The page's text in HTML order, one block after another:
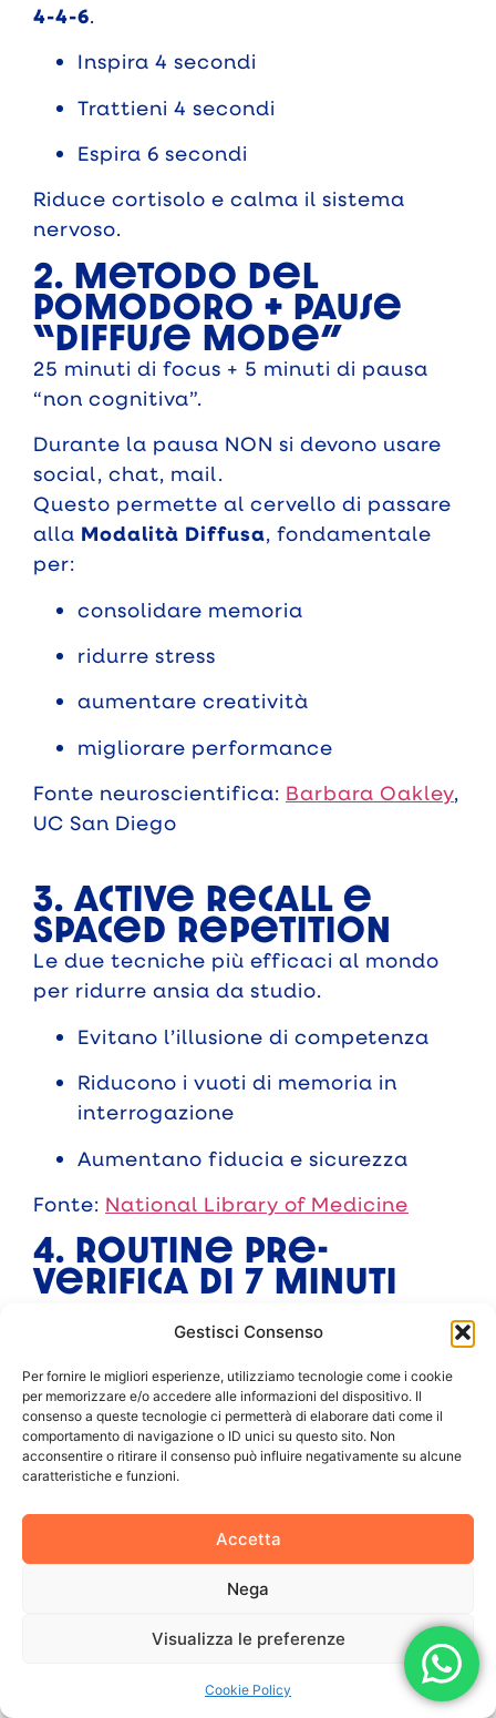
Gestisci Consenso
Per fornire le migliori esperienze, utilizziamo tecnologie come i cookie
per memorizzare e/o accedere alle informazioni del dispositivo. Il
consenso a queste tecnologie ci permetterà di elaborare dati come il
comportamento di navigazione o ID unici su questo sito. Non
acconsentire o ritirare il consenso può influire negativamente su alcune
caratteristiche e funzioni.
Accetta
Nega
Visualizza le preferenze
Cookie Policy
4-4-6.
Inspira 4 secondi
Trattieni 4 secondi
Espira 6 secondi
Riduce cortisolo e calma il sistema
nervoso.
2. Metodo del
Pomodoro + pause
“Diffuse Mode”
25 minuti di focus + 5 minuti di pausa
“non cognitiva”.
Durante la pausa NON si devono usare
social, chat, mail.
Questo permette al cervello di passare
alla Modalità Diffusa, fondamentale
per:
consolidare memoria
ridurre stress
aumentare creatività
migliorare performance
Fonte neuroscientifica: Barbara Oakley,
UC San Diego
3. Active Recall e
Spaced Repetition
Le due tecniche più efficaci al mondo
per ridurre ansia da studio.
Evitano l’illusione di competenza
Riducono i vuoti di memoria in
interrogazione
Aumentano fiducia e sicurezza
Fonte: National Library of Medicine
4. Routine pre-
verifica di 7 minuti
interrogazione o esame:
2 minuti respirazione
1 minuto stretching
1 minuto visualizzazione positiva
preparato, faccio del mio meglio”
2 minuti ripasso selettivo
5. Exposure therapy
(esposizione